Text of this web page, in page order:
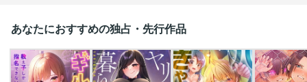
あなたにおすすめの独占・先行作品